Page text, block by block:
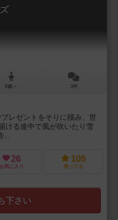
8歳～ 3件
レゼントをそりに積み、世
ける途中で風が吹いたり雪
...
26
お気に入り
109
持ってる
下さい